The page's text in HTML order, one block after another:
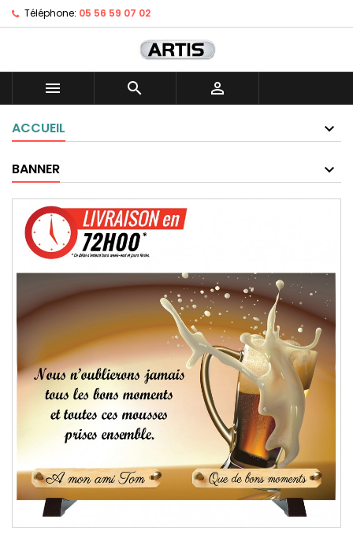
Téléphone: 05 56 59 07 02
  
ACCUEIL
BANNER